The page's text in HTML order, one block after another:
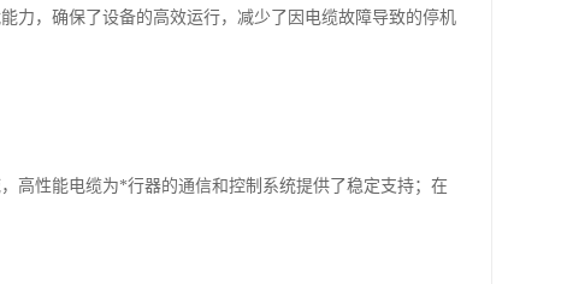
力，确保了设备的高效运行，减少了因电缆故障导致的停机
高性能电缆为*行器的通信和控制系统提供了稳定支持；在